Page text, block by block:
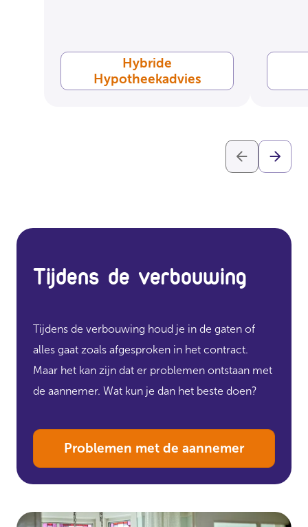
Hybride
Hypotheekadvies
Tijdens de verbouwing
Tijdens de verbouwing houd je in de gaten of
alles gaat zoals afgesproken in het contract.
Maar het kan zijn dat er problemen ontstaan met
de aannemer. Wat kun je dan het beste doen?
Problemen met de aannemer